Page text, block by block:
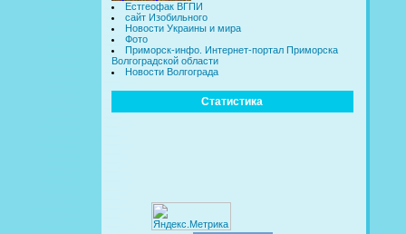
Естгеофак ВГПИ
сайт Изобильного
Новости Украины и мира
Фото
Приморск-инфо. Интернет-портал Приморска
Волгоградской области
Новости Волгограда
Статистика